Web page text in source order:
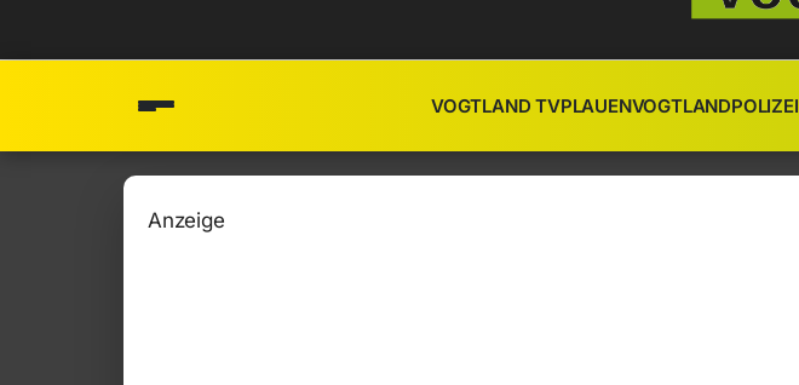
VOGTLAND TVPLAUENVOGTLANDPOLIZEI
Anzeige